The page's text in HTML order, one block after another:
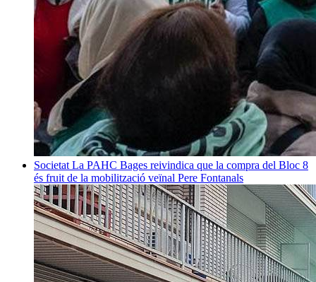
Societat La PAHC Bages reivindica que la compra del Bloc 8
és fruit de la mobilització veïnal Pere Fontanals